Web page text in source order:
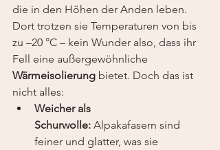
die in den Höhen der Anden leben.
Dort trotzen sie Temperaturen von bis
zu –20 °C – kein Wunder also, dass ihr
Fell eine außergewöhnliche
Wärmeisolierung bietet. Doch das ist
nicht alles:
Weicher als
Schurwolle: Alpakafasern sind
feiner und glatter, was sie